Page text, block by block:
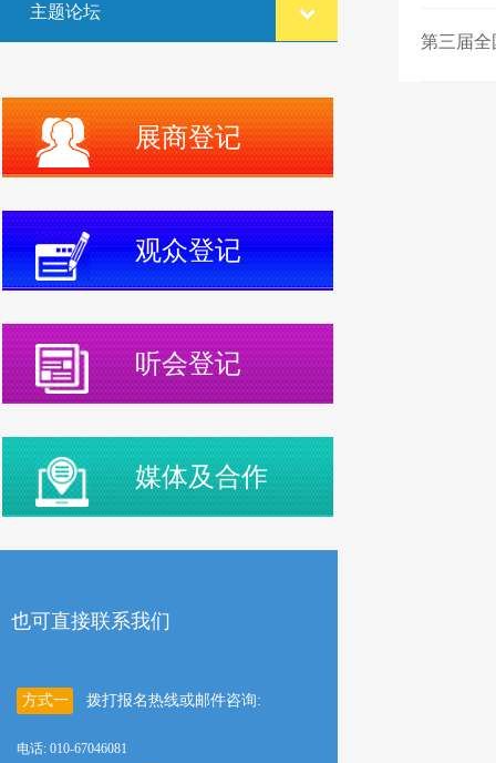
主题论坛
展商登记
观众登记
听会登记
媒体及合作
也可直接联系我们
方式一 拨打报名热线或邮件咨询:
电话: 010-67046081
第三届全